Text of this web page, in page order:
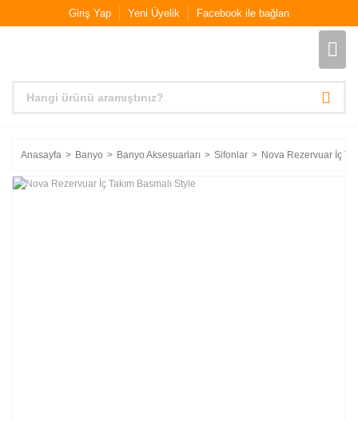
Giriş Yap Yeni Üyelik Facebook ile bağlan
Anasayfa Banyo Banyo Aksesuarları Sifonlar Nova Rezervuar İç